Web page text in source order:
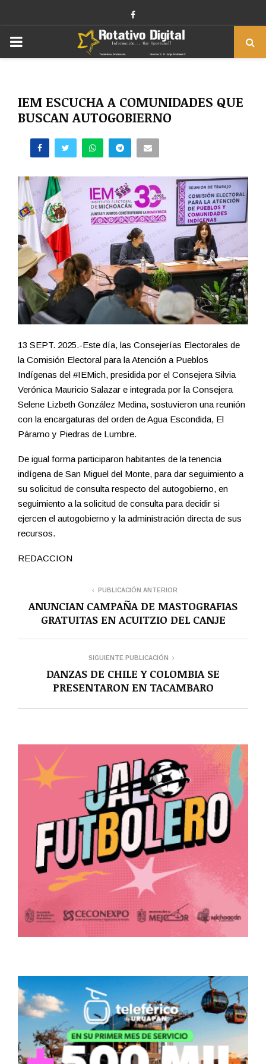
Facebook
PRIMARY
IEM ESCUCHA A COMUNIDADES QUE
BUSCAN AUTOGOBIERNO
13 SEPT. 2025.-Este día, las Consejerías Electorales de
la Comisión Electoral para la Atención a Pueblos
Indígenas del #IEMich, presidida por el Consejera Silvia
Verónica Mauricio Salazar e integrada por la Consejera
Selene Lizbeth González Medina, sostuvieron una reunión
con la encargaturas del orden de Agua Escondida, El
Páramo y Piedras de Lumbre.
De igual forma participaron habitantes de la tenencia
indígena de San Miguel del Monte, para dar seguimiento a
su solicitud de consulta respecto del autogobierno, en
seguimiento a la solicitud de consulta para decidir si
ejercen el autogobierno y la administración directa de sus
recursos.
REDACCION
PUBLICACIÓN ANTERIOR
ANUNCIAN CAMPAÑA DE MASTOGRAFIAS
GRATUITAS EN ACUITZIO DEL CANJE
SIGUIENTE PUBLICACIÓN
DANZAS DE CHILE Y COLOMBIA SE
PRESENTARON EN TACAMBARO